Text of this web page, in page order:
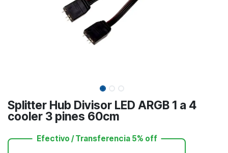
Splitter Hub Divisor LED ARGB 1 a 4
cooler 3 pines 60cm
Efectivo / Transferencia 5% off